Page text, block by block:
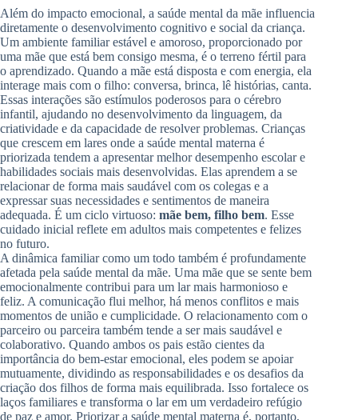
Além do impacto emocional, a saúde mental da mãe influencia
diretamente o desenvolvimento cognitivo e social da criança.
Um ambiente familiar estável e amoroso, proporcionado por
uma mãe que está bem consigo mesma, é o terreno fértil para
o aprendizado. Quando a mãe está disposta e com energia, ela
interage mais com o filho: conversa, brinca, lê histórias, canta.
Essas interações são estímulos poderosos para o cérebro
infantil, ajudando no desenvolvimento da linguagem, da
criatividade e da capacidade de resolver problemas. Crianças
que crescem em lares onde a saúde mental materna é
priorizada tendem a apresentar melhor desempenho escolar e
habilidades sociais mais desenvolvidas. Elas aprendem a se
relacionar de forma mais saudável com os colegas e a
expressar suas necessidades e sentimentos de maneira
adequada. É um ciclo virtuoso: mãe bem, filho bem. Esse
cuidado inicial reflete em adultos mais competentes e felizes
no futuro.
A dinâmica familiar como um todo também é profundamente
afetada pela saúde mental da mãe. Uma mãe que se sente bem
emocionalmente contribui para um lar mais harmonioso e
feliz. A comunicação flui melhor, há menos conflitos e mais
momentos de união e cumplicidade. O relacionamento com o
parceiro ou parceira também tende a ser mais saudável e
colaborativo. Quando ambos os pais estão cientes da
importância do bem-estar emocional, eles podem se apoiar
mutuamente, dividindo as responsabilidades e os desafios da
criação dos filhos de forma mais equilibrada. Isso fortalece os
laços familiares e transforma o lar em um verdadeiro refúgio
de paz e amor. Priorizar a saúde mental materna é, portanto,